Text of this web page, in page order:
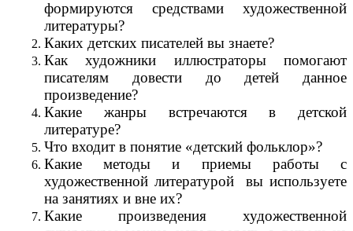
формируются средствами художественной
литературы?
Каких детских писателей вы знаете?
Как художники иллюстраторы помогают
писателям довести до детей данное
произведение?
Какие жанры встречаются в детской
литературе?
Что входит в понятие «детский фольклор»?
Какие методы и приемы работы с
художественной литературой вы используете
на занятиях и вне их?
Какие произведения художественной